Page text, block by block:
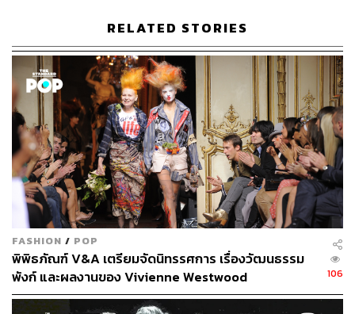
RELATED STORIES
FASHION / POP
พิพิธภัณฑ์ V&A เตรียมจัดนิทรรศการ เรื่องวัฒนธรรม
พังก์ และผลงานของ Vivienne Westwood
106